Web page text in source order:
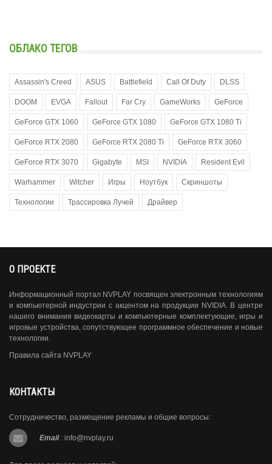
ОБЛАКО ТЕГОВ
Assassin's Creed ASUS Battlefield Call Of Duty DLSS
DOOM EVGA Fallout Far Cry GameWorks GeForce
GeForce GTX 1060 GeForce GTX 1080 GeForce GTX 1080 Ti
GeForce RTX 2080 GeForce RTX 2080 Ti GeForce RTX 3060
GeForce RTX 3070 Gigabyte MSI NVIDIA Resident Evil
Warhammer Witcher Игры Ноутбук Скриншоты
Технологии Трассировка Лучей Драйвер
О ПРОЕКТЕ
Информационный портал NVPLAY посвящен электронным технологиям
и компьютерной индустрии с акцентом на продукции NVIDIA. В центре
нашего внимания видеокарты и компьютерные комплектующие, игры и
игровые устройства, сопутствующее программное обеспечение и новые
технологии.
Правила сайта NVPLAY
КОНТАКТЫ
Сотрудничество, размещение рекламы и общие вопросы:
Email : info@nvplay.ru